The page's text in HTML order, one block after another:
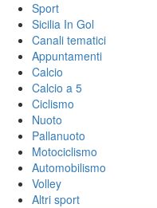
Sport
Sicilia In Gol
Canali tematici
Appuntamenti
Calcio
Calcio a 5
Ciclismo
Nuoto
Pallanuoto
Motociclismo
Automobilismo
Volley
Altri sport